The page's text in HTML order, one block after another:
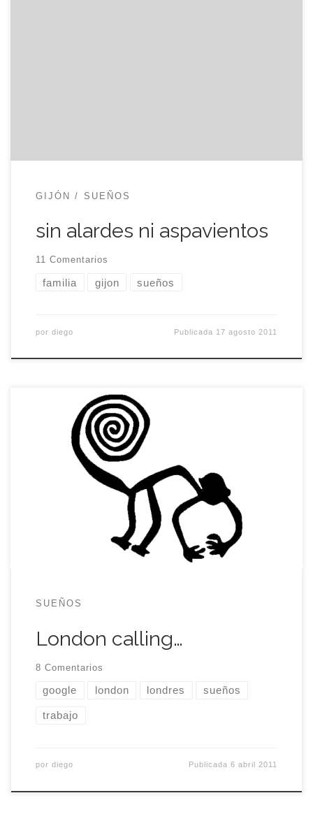
GIJÓN SUEÑOS
sin alardes ni aspavientos
11 Comentarios
familia gijon sueños
por diego Publicada 17 agosto 2011
Hace diez años yo era un ferviente seguidor del
software libre con experiencia, a pesar de mi edad,
que trabajaba en lo que le gustaba y, de paso, se
dedicaba a administrar sistemas. Estaba en el
escalón más bajo de la pirámide pero era osado y
tenia empuje. Hay épocas […]
SUEÑOS
London calling…
8 Comentarios
google london londres sueños
trabajo
por diego Publicada6 abril 2011